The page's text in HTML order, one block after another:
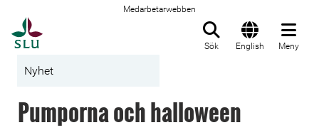
Medarbetarwebben
Sök English Meny
Nyhet
Pumporna och halloween